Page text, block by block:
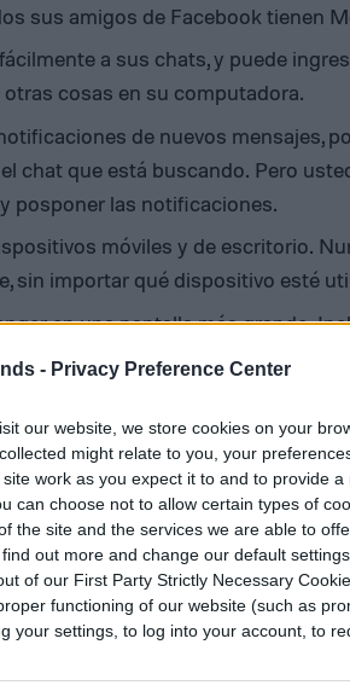
- Privacy Preference Center
our website, we store cookies on your
might relate to you, your
work as you expect it to and to provide
can choose not to allow certain types of
the site and the services we are able to
out more and change our default
of our First Party Strictly Necessary
functioning of our website (such as
your settings, to log into your account, to
sus amigos de Facebook tienen
a sus chats, y puede
cosas en su computadora.
de nuevos mensajes,
chat que está buscando. Pero
posponer las notificaciones.
móviles y de escritorio.
sin importar qué dispositivo esté
en una pantalla más grande.
de móviles se traspase a la
está dejando la fuga masiva de
ha sido duramente cuestionada
este jueves 2 desde